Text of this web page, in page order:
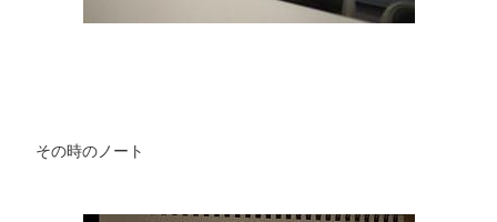
その時のノート